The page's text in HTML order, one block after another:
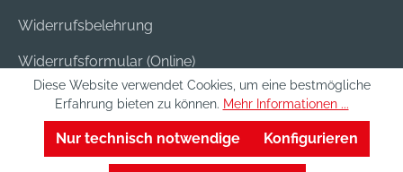
Widerrufsbelehrung
Widerrufsformular (Online)
Versand & Bezahlung
Batterieentsorgung
Diese Website verwendet Cookies, um eine bestmögliche
Erfahrung bieten zu können. Mehr Informationen ...
Nur technisch notwendige Konfigurieren